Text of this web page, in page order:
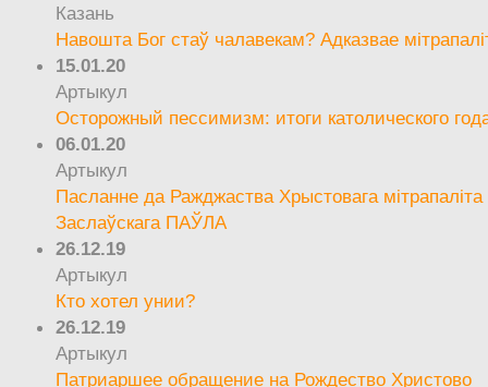
Казань
Навошта Бог стаў чалавекам? Адказвае
15.01.20
Артыкул
Осторожный пессимизм: итоги католического
06.01.20
Артыкул
Пасланне да Ражджаства Хрыстовага мітрапаліта
Заслаўскага ПАЎЛА
26.12.19
Артыкул
Кто хотел унии?
26.12.19
Артыкул
Патриаршее обращение на Рождество Христово